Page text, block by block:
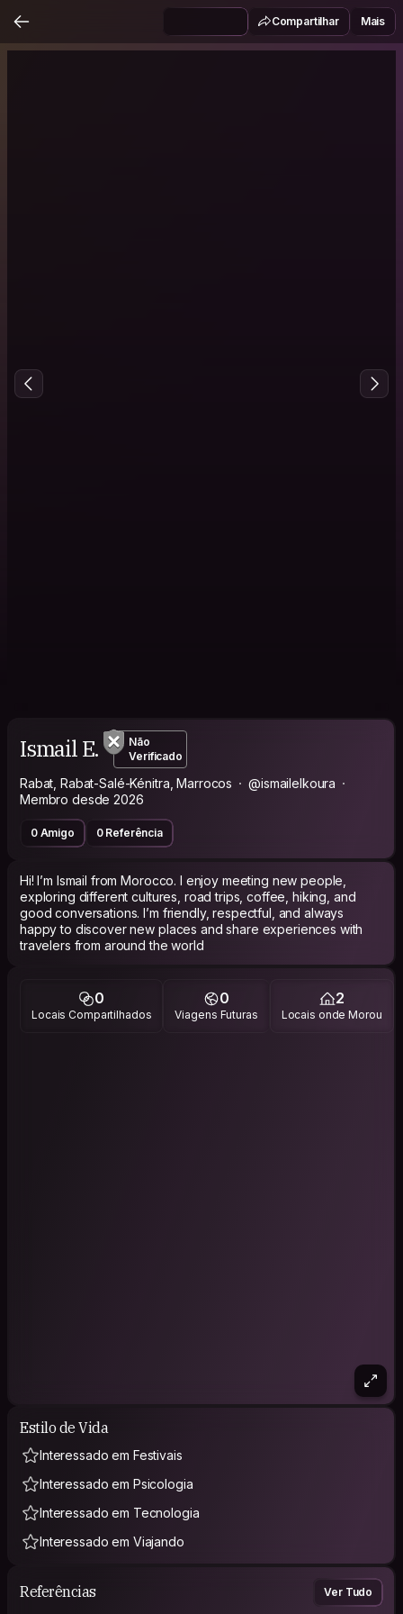
Compartilhar Mais
Ismail E.
Não
Verificado
Rabat, Rabat-Salé-Kénitra, Marrocos
@ismailelkoura
Membro desde 2026
0 Amigo 0 Referência
Hi! I’m Ismail from Morocco. I enjoy meeting new people,
exploring different cultures, road trips, coffee, hiking, and
good conversations. I’m friendly, respectful, and always
happy to discover new places and share experiences with
travelers from around the world
0
Locais Compartilhados
0
Viagens Futuras
2
Locais onde Morou
Estilo de Vida
Interessado em Festivais
Interessado em Psicologia
Interessado em Tecnologia
Interessado em Viajando
Referências Ver Tudo